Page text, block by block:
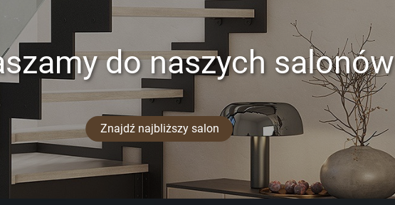
do naszych salonów
Znajdź najbliższy salon